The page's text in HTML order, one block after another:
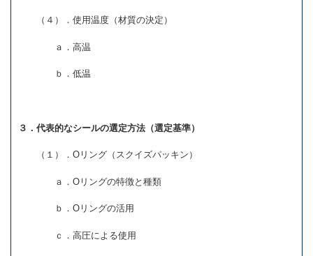
（４）．使用温度（材質の決定）
ａ．高温
ｂ．低温
３．代表的なシールの選定方法（選定基準）
（１）．Oリング（スクイズパッキン）
ａ．Oリングの特徴と種類
ｂ．Oリングの活用
ｃ．高圧による使用